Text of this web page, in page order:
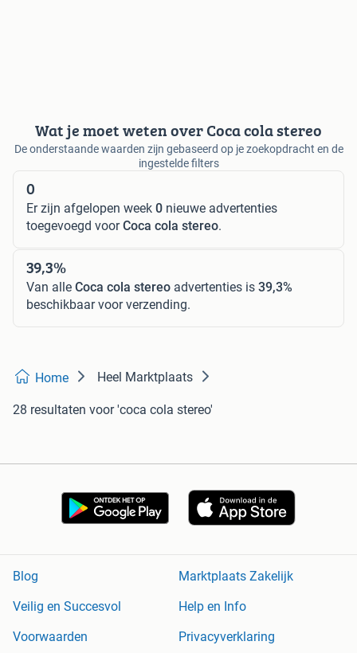
Wat je moet weten over Coca cola stereo
De onderstaande waarden zijn gebaseerd op je zoekopdracht en de
ingestelde filters
0
Er zijn afgelopen week 0 nieuwe advertenties
toegevoegd voorCoca cola stereo.
39,3%
Van alle Coca cola stereo advertenties is 39,3%
beschikbaar voor verzending.
Home Heel Marktplaats
28 resultaten voor 'coca cola stereo'
Blog
Marktplaats Zakelijk
Veilig en Succesvol
Help en Info
Voorwaarden
Privacyverklaring